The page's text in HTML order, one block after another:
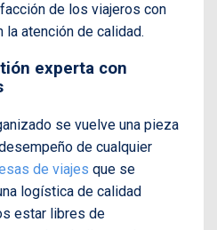
de los viajeros con
la atención de calidad.
experta con
se vuelve una pieza
de cualquier
de viajes que se
logística de calidad
estar libres de